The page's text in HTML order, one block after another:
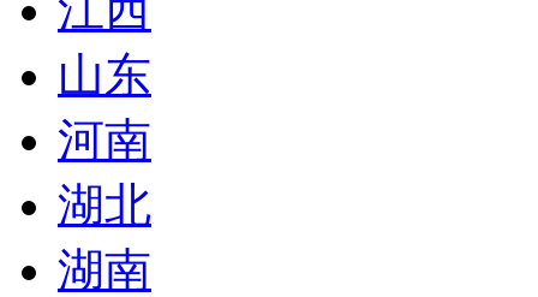
山东
河南
湖北
湖南